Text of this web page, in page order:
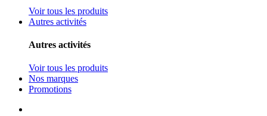
Voir tous les produits
Autres activités
Autres activités
Voir tous les produits
Nos marques
Promotions